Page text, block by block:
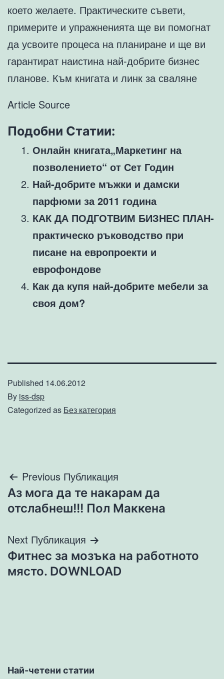
което желаете. Практическите съвети,
примерите и упражненията ще ви помогнат
да усвоите процеса на планиране и ще ви
гарантират наистина най-добрите бизнес
планове. Към книгата и линк за сваляне
Article Source
Подобни Статии:
Онлайн книгата„Маркетинг на
позволението“ от Сет Годин
Най-добрите мъжки и дамски
парфюми за 2011 година
КАК ДА ПОДГОТВИМ БИЗНЕС ПЛАН-
практическо ръководство при
писане на европроекти и
еврофондове
Как да купя най-добрите мебели за
своя дом?
Published 14.06.2012
By iss-dsp
Categorized as Без категория
Навигация
Previous Публикация
Аз мога да те накарам да
отслабнеш!!! Пол Маккена
Next Публикация
Фитнес за мозъка на работното
място. DOWNLOAD
Най-четени статии